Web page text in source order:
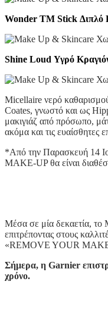
Wonder TM Stick Διπλό
Shine Loud Υγρό
Micellaire νερό
Coates, γνωστό και ως
μακιγιάζ από πρόσωπο,
ακόμα και τις ευαίσθητες
*Από την Παρασκευή 14
MAKE-UP θα είναι
Μέσα σε μία δεκαετία, το
επιτρέποντας στους
«REMOVE YOUR
Σήμερα, η Garnier
χρόνο.